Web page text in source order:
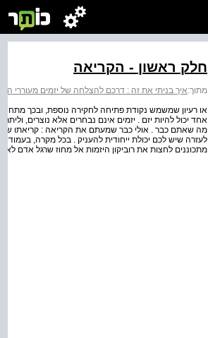
חלק ראשון - הקריאה
מתוך:איך בניתי את זה : דרכם להצלחה של יזמים מעוררי
או רעיון שמשמש נקודת פתיחה לחקירה נוספת, ובכך
אחד יכול להיות יזם . יזמים אינם נבחרים אלא נוצרים,
מה שאתם כבר . אולי כבר שמעתם את הקריאה : קריאתו של
לעזרה שיש לכם יכולת ייחודית להעניק . בכל מקרה,
מתכוננים לחצות את רוביקון היזמות אל מחוז שרגל אדם